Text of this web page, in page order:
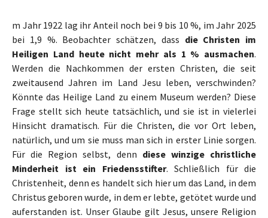
m Jahr 1922 lag ihr Anteil noch bei 9 bis 10 %, im Jahr 2025
bei 1,9 %. Beobachter schätzen, dass die Christen im
Heiligen Land heute nicht mehr als 1 % ausmachen.
Werden die Nachkommen der ersten Christen, die seit
zweitausend Jahren im Land Jesu leben, verschwinden?
Könnte das Heilige Land zu einem Museum werden? Diese
Frage stellt sich heute tatsächlich, und sie ist in vielerlei
Hinsicht dramatisch. Für die Christen, die vor Ort leben,
natürlich, und um sie muss man sich in erster Linie sorgen.
Für die Region selbst, denn diese winzige christliche
Minderheit ist ein Friedensstifter. Schließlich für die
Christenheit, denn es handelt sich hier um das Land, in dem
Christus geboren wurde, in dem er lebte, getötet wurde und
auferstanden ist. Unser Glaube gilt Jesus, unsere Religion